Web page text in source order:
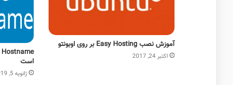
است
ژانویه 5, 2019
آموزش نصب Easy Hosting بر روی اوبونتو
اکتبر 24, 2017